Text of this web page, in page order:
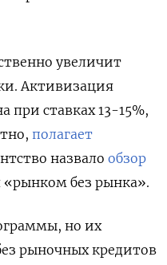
увеличит
Активизация
при ставках 13-15%,
полагает
назвало обзор
«рынком без рынка».
но их
рыночных кредитов